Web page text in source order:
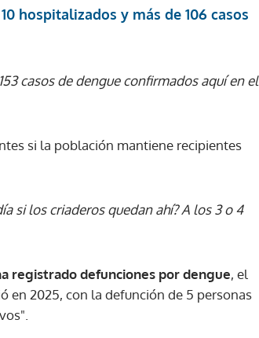
hospitalizados y más de 106 casos
casos de dengue confirmados aquí en el
si la población mantiene recipientes
si los criaderos quedan ahí? A los 3 o 4
registrado defunciones por dengue, el
en 2025, con la defunción de 5 personas